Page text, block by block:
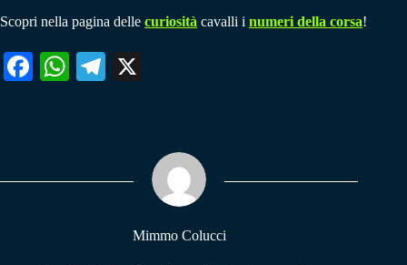
Scopri nella pagina delle curiosità cavalli i numeri della corsa!
Fa W
pp
Te
m
Mimmo Colucci